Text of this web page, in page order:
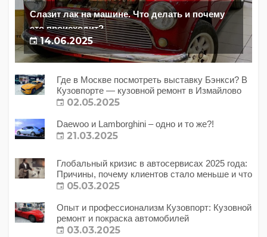
Слазит лак на машине. Что делать и почему
это происходит?
14.06.2025
Где в Москве посмотреть выставку Бэнкси? В
Кузовпорте — кузовной ремонт в Измайлово
02.05.2025
Daewoo и Lamborghini – одно и то же?!
21.03.2025
Глобальный кризис в автосервисах 2025 года:
Причины, почему клиентов стало меньше и что
с этим делать?
05.03.2025
Опыт и профессионализм Кузовпорт: Кузовной
ремонт и покраска автомобилей
03.03.2025